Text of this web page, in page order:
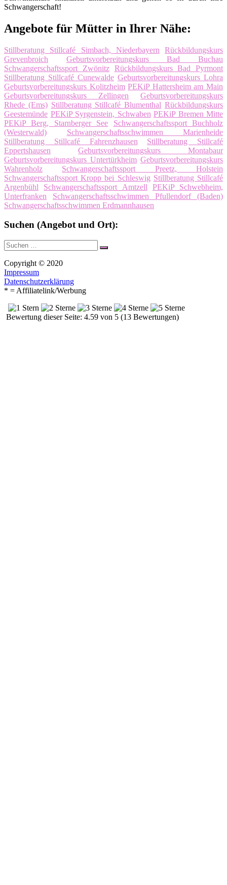
Schwangerschaft!
Angebote für Mütter in Ihrer Nähe:
Stillberatung Stillcafé Simbach, Niederbayern
Rückbildungskurs
Grevenbroich
Geburtsvorbereitungskurs Bad Buchau
Schwangerschaftssport Zwönitz
Rückbildungskurs Bad Pyrmont
Stillberatung Stillcafé Cunewalde Geburtsvorbereitungskurs Lohra
Geburtsvorbereitungskurs Kolitzheim PEKiP Hattersheim am Main
Geburtsvorbereitungskurs Zellingen
Geburtsvorbereitungskurs
Rhede (Ems) Stillberatung Stillcafé Blumenthal Rückbildungskurs
Geestemünde PEKiP Syrgenstein, Schwaben PEKiP Bremen Mitte
PEKiP Berg, Starnberger See
Schwangerschaftssport Buchholz
(Westerwald)
Schwangerschaftsschwimmen Marienheide
Stillberatung Stillcafé Fahrenzhausen
Stillberatung Stillcafé
Eppertshausen
Geburtsvorbereitungskurs Montabaur
Geburtsvorbereitungskurs Untertürkheim Geburtsvorbereitungskurs
Wahrenholz
Schwangerschaftssport Preetz, Holstein
Schwangerschaftssport Kropp bei Schleswig Stillberatung Stillcafé
Argenbühl
Schwangerschaftssport Amtzell
PEKiP Schwebheim,
Unterfranken
Schwangerschaftsschwimmen Pfullendorf (Baden)
Schwangerschaftsschwimmen Erdmannhausen
Suchen (Angebot und Ort):
Suche
nach:
Suchen
Copyright © 2020
Impressum
Datenschutzerklärung
* = Affiliatelink/Werbung
Bewertung dieser Seite: 4.59 von 5 (13 Bewertungen)